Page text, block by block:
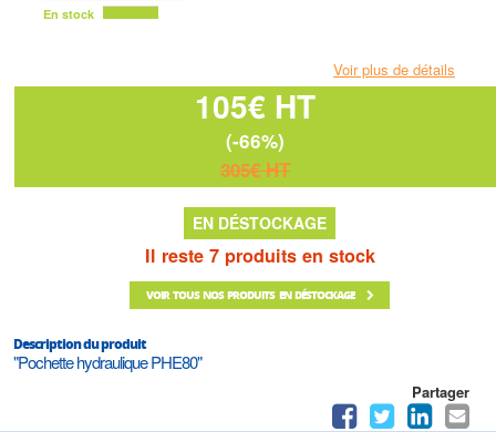
En stock
105€ HT
(-66%)
305€ HT
EN DÉSTOCKAGE
Il reste 7 produits en stock
VOIR TOUS NOS PRODUITS EN DÉSTOCKAGE
Description du produit
"Pochette hydraulique PHE80"
Partager
Voir plus de détails